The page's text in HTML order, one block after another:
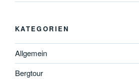
KATEGORIEN
Allgemein
Bergtour